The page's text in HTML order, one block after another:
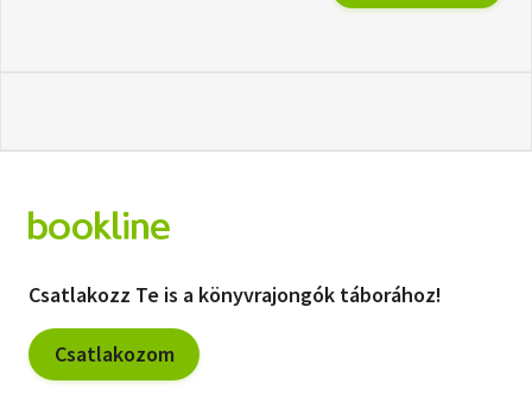
Csatlakozz Te is a könyvrajongók táborához!
Csatlakozom